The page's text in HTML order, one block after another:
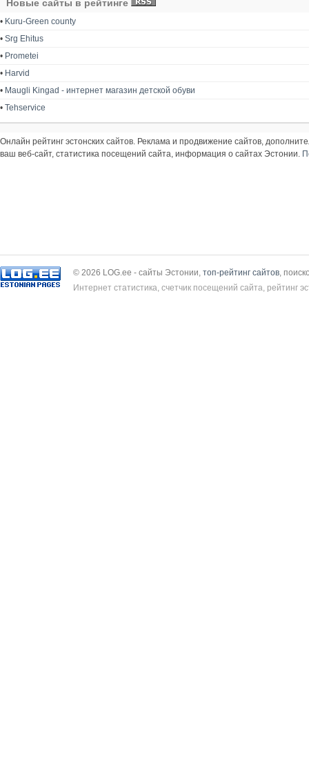
Новые сайты в рейтинге
• Kuru-Green county
• Srg Ehitus
• Prometei
• Harvid
• Maugli Kingad - интернет магазин детской обуви
• Tehservice
Онлайн рейтинг эстонских сайтов. Реклама и продвижение сайтов,
ваш веб-сайт, статистика посещений сайта, информация о сайтах Эстонии.
© 2026 LOG.ee - сайты Эстонии, топ-рейтинг сайтов ,
Интернет статистика, счетчик посещений сайта, рейтинг